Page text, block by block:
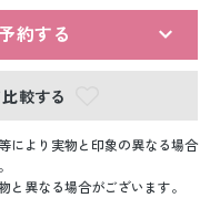
約する
較する
により実物と印象の異なる場合
と異なる場合がございます。